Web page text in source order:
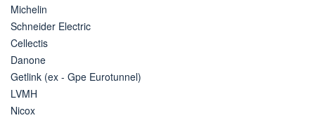
Michelin
Schneider Electric
Cellectis
Danone
Getlink (ex - Gpe Eurotunnel)
LVMH
Nicox